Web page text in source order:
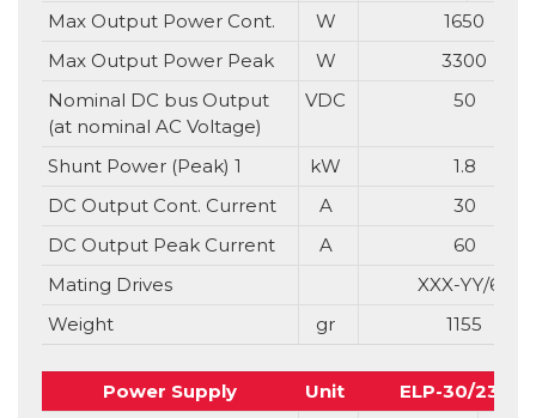
Max Output Power Cont.
W
1650
Max Output Power Peak
W
3300
Nominal DC bus Output
(at nominal AC Voltage)
VDC 50
Shunt Power (Peak) 1 kW
1.8
DC Output Cont. Current
A
30
DC Output Peak Current
A
60
Mating Drives
XXX-YY/60
Weight
gr 1155
Power Supply Unit ELP-30/